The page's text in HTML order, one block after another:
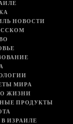
НОВОСТИ
МИРА
ЖИЗНИ
ПРОДУКТЫ
ИЗРАИЛЕ